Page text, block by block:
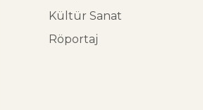
Kültür Sanat
Röportaj